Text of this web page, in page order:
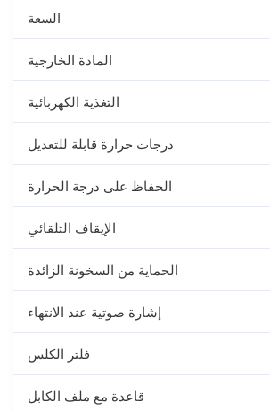
السعة
المادة الخارجية
التغذية الكهربائية
درجات حرارة قابلة للتعديل
الحفاظ على درجة الحرارة
الإيقاف التلقائي
الحماية من السخونة الزائدة
إشارة صوتية عند الانتهاء
فلتر الكلس
قاعدة مع ملف الكابل